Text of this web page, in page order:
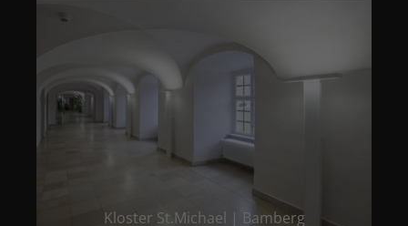
Kloster St.Michael | Bamberg